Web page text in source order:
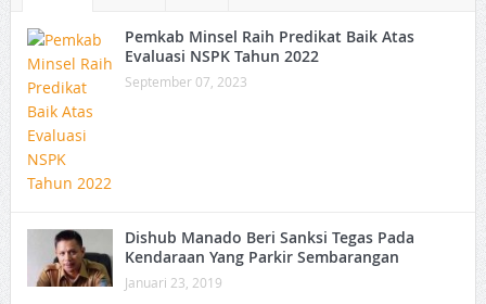
Pemkab Minsel Raih Predikat Baik Atas
Evaluasi NSPK Tahun 2022
September 07, 2023
Dishub Manado Beri Sanksi Tegas Pada
Kendaraan Yang Parkir Sembarangan
Januari 23, 2019